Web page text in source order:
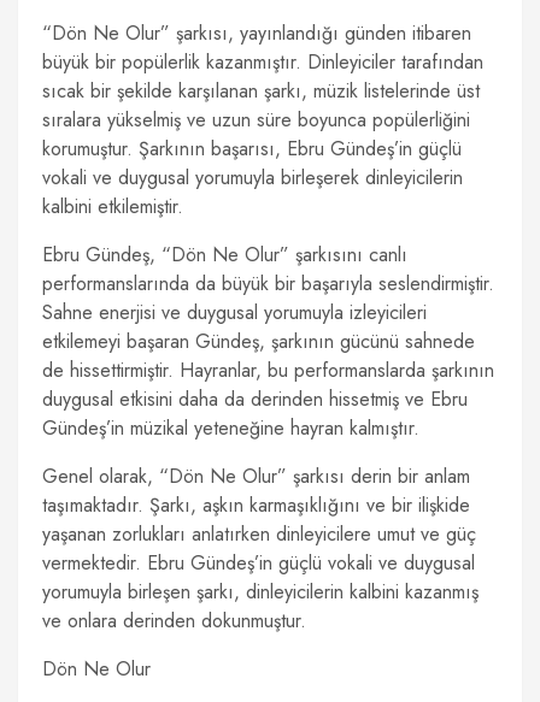
“Dön Ne Olur” şarkısı, yayınlandığı günden itibaren
büyük bir popülerlik kazanmıştır. Dinleyiciler tarafından
sıcak bir şekilde karşılanan şarkı, müzik listelerinde üst
sıralara yükselmiş ve uzun süre boyunca popülerliğini
korumuştur. Şarkının başarısı, Ebru Gündeş’in güçlü
vokali ve duygusal yorumuyla birleşerek dinleyicilerin
kalbini etkilemiştir.
Ebru Gündeş, “Dön Ne Olur” şarkısını canlı
performanslarında da büyük bir başarıyla seslendirmiştir.
Sahne enerjisi ve duygusal yorumuyla izleyicileri
etkilemeyi başaran Gündeş, şarkının gücünü sahnede
de hissettirmiştir. Hayranlar, bu performanslarda şarkının
duygusal etkisini daha da derinden hissetmiş ve Ebru
Gündeş’in müzikal yeteneğine hayran kalmıştır.
Genel olarak, “Dön Ne Olur” şarkısı derin bir anlam
taşımaktadır. Şarkı, aşkın karmaşıklığını ve bir ilişkide
yaşanan zorlukları anlatırken dinleyicilere umut ve güç
vermektedir. Ebru Gündeş’in güçlü vokali ve duygusal
yorumuyla birleşen şarkı, dinleyicilerin kalbini kazanmış
ve onlara derinden dokunmuştur.
Dön Ne Olur